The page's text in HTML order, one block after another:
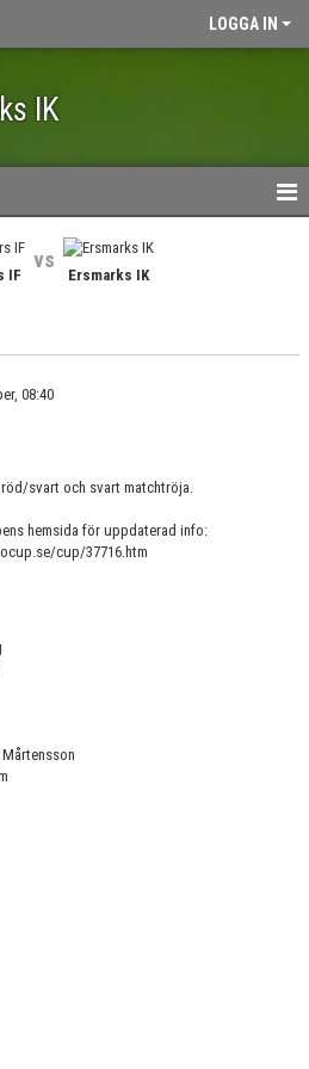
LOGGA IN
IK
IF
vs
Ersmarks IK
08:40
svart och svart matchtröja.
hemsida för uppdaterad info:
cup/37716.htm